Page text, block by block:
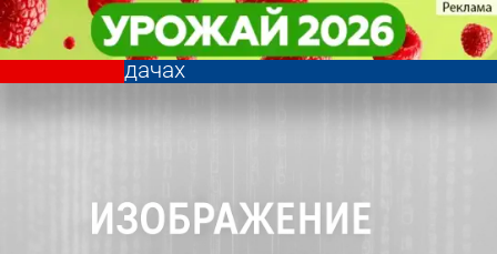
Кузнецкий наркоман промышлял
сбором маковой соломки на
дачах
Криминал Кузнецкий наркоман промышлял
сбором маковой соломки на
дачах
Криминал
Другие новости по
теме
Погода и курсы
валют в Пензе